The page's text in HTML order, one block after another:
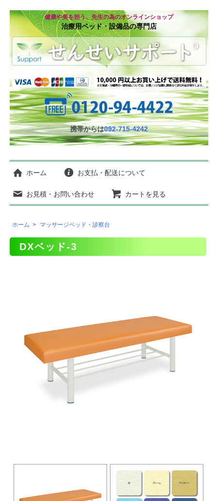
健康や美を担う、先生の為のオンラインショップ
治療用ベッド・設備品の専門店
携帯からは092-715-4242
ホーム お支払・配送について
お見積・お問い合わせ カートを見る
ホーム > マッサージベッド・診察台
DXベッド-3